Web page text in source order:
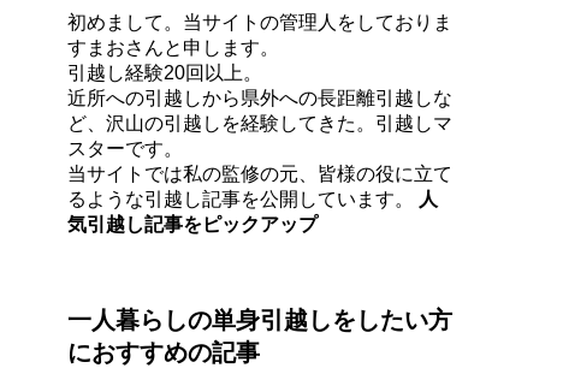
初めまして。当サイトの管理人をしておりま
すまおさんと申します。
引越し経験20回以上。
近所への引越しから県外への長距離引越しな
ど、沢山の引越しを経験してきた。引越しマ
スターです。
当サイトでは私の監修の元、皆様の役に立て
るような引越し記事を公開しています。
人
気引越し記事をピックアップ
一人暮らしの単身引越しをしたい方
におすすめの記事